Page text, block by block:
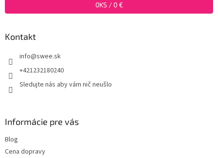
0KS / 0 €
Kontakt
info@swee.sk
+421232180240
Sledujte nás aby vám nič neušlo
Informácie pre vás
Blog
Cena dopravy